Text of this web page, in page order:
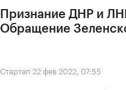
Признание ДНР и
Обращение
Стартап 22 фев 2022, 07:55